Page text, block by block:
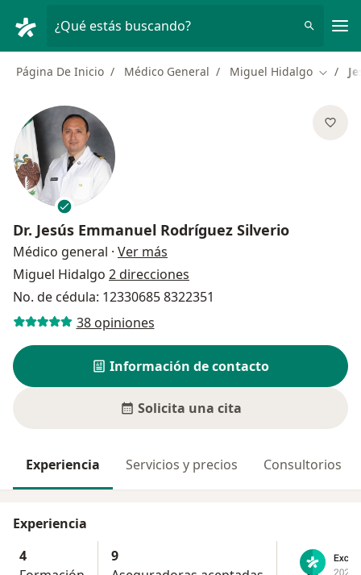
¿Qué estás buscando?
Página De Inicio Médico General Miguel Hidalgo
Dr. Jesús Emmanuel Rodríguez Silverio
Médico general · Ver más
Miguel Hidalgo 2 direcciones
No. de cédula: 12330685 8322351
38 opiniones
Información de contacto
Solicita una cita
Experiencia Servicios y precios Consultorios
Experiencia
4
9